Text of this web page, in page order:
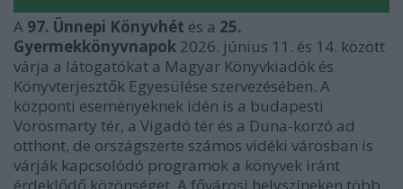
A 97. Ünnepi Könyvhét és a 25.
Gyermekkönyvnapok 2026. június 11. és 14. között
várja a látogatókat a Magyar Könyvkiadók és
Könyvterjesztők Egyesülése szervezésében. A
központi eseményeknek idén is a budapesti
Vörösmarty tér, a Vigadó tér és a Duna-korzó ad
otthont, de országszerte számos vidéki városban is
várják kapcsolódó programok a könyvek iránt